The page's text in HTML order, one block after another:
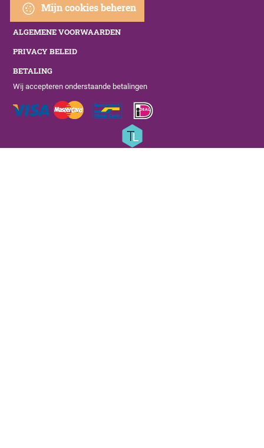
Mijn cookies beheren
ALGEMENE VOORWAARDEN
PRIVACY BELEID
BETALING
Wij accepteren onderstaande betalingen